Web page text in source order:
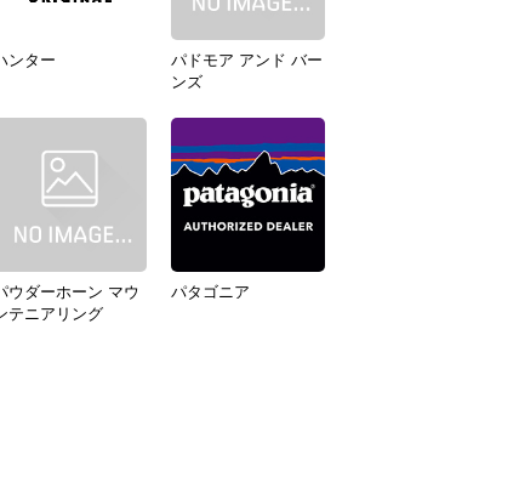
ンター
パドモア アンド バー
ンズ
ウダーホーン マウ
テニアリング
パタゴニア